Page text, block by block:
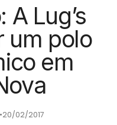
A Lug’s
um polo
em
•20/02/2017